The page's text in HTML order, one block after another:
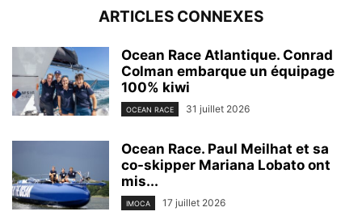
ARTICLES CONNEXES
Ocean Race Atlantique. Conrad
Colman embarque un équipage
100% kiwi
OCEAN RACE 31 juillet 2026
Ocean Race. Paul Meilhat et sa
co-skipper Mariana Lobato ont
mis...
IMOCA 17 juillet 2026